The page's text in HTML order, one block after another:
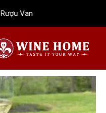
Rượu Vang Wine Home